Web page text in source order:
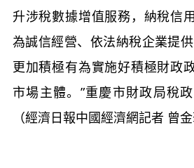
升涉稅數據增值服務，納稅信
為誠信經營、依法納稅企業提
更加積極有為實施好積極財政
市場主體。”重慶市財政局稅
（經濟日報中國經濟網記者 曾金